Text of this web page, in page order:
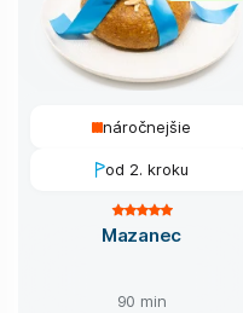
náročnejšie
od 2. kroku
Mazanec
90 min